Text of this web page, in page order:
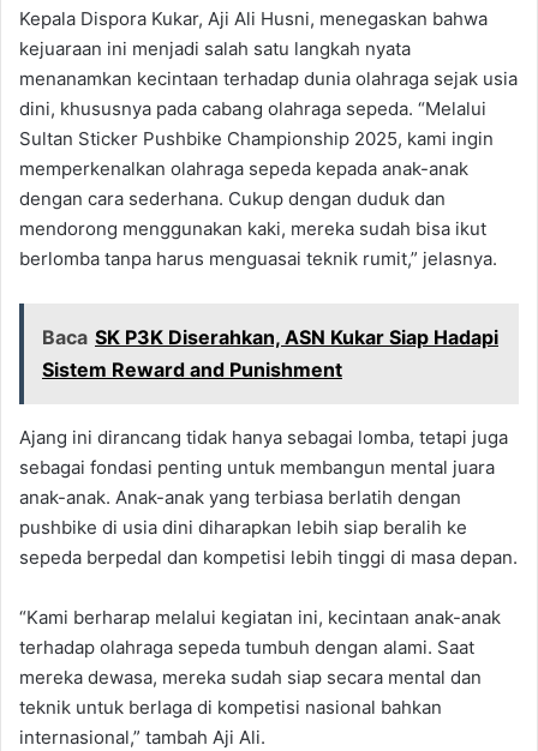
Kepala Dispora Kukar, Aji Ali Husni, menegaskan bahwa
kejuaraan ini menjadi salah satu langkah nyata
menanamkan kecintaan terhadap dunia olahraga sejak usia
dini, khususnya pada cabang olahraga sepeda. “Melalui
Sultan Sticker Pushbike Championship 2025, kami ingin
memperkenalkan olahraga sepeda kepada anak-anak
dengan cara sederhana. Cukup dengan duduk dan
mendorong menggunakan kaki, mereka sudah bisa ikut
berlomba tanpa harus menguasai teknik rumit,” jelasnya.
Baca SK P3K Diserahkan, ASN Kukar Siap Hadapi
Sistem Reward and Punishment
Ajang ini dirancang tidak hanya sebagai lomba, tetapi juga
sebagai fondasi penting untuk membangun mental juara
anak-anak. Anak-anak yang terbiasa berlatih dengan
pushbike di usia dini diharapkan lebih siap beralih ke
sepeda berpedal dan kompetisi lebih tinggi di masa depan.
“Kami berharap melalui kegiatan ini, kecintaan anak-anak
terhadap olahraga sepeda tumbuh dengan alami. Saat
mereka dewasa, mereka sudah siap secara mental dan
teknik untuk berlaga di kompetisi nasional bahkan
internasional,” tambah Aji Ali.